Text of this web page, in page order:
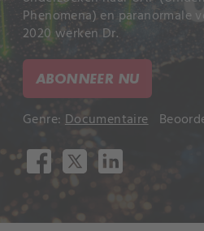
Phenomena) en paranormale
2020 werken Dr.
ABONNEER NU
Genre: Documentaire